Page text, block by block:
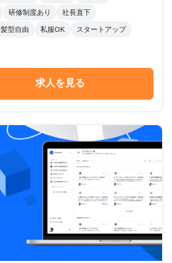
研修制度あり 社長直下
髪型自由 私服OK スタートアップ
求人を見る